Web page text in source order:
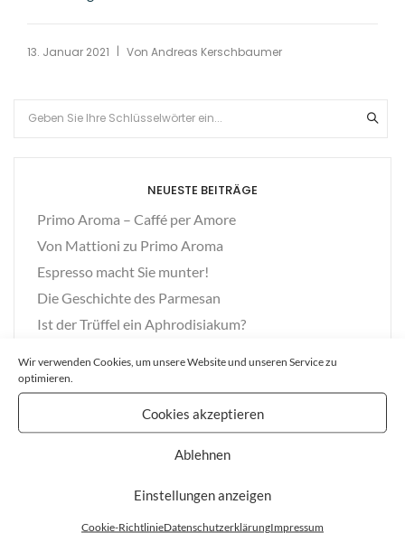
Wir verwenden Cookies, um unsere Website und unseren Service zu
optimieren.
Cookies akzeptieren
Ablehnen
Einstellungen anzeigen
Cookie-RichtlinieDatenschutzerklärungImpressum
13. Januar 2021 | Von Andreas Kerschbaumer
NEUESTE BEITRÄGE
Primo Aroma – Caffé per Amore
Von Mattioni zu Primo Aroma
Espresso macht Sie munter!
Die Geschichte des Parmesan
Ist der Trüffel ein Aphrodisiakum?
NEUESTE KOMMENTARE
ARCHIV
Dezember 2023